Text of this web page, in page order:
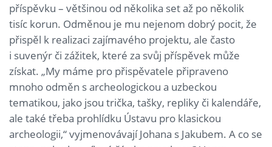
příspěvku – většinou od několika set až po několik
tisíc korun. Odměnou je mu nejenom dobrý pocit, že
přispěl k realizaci zajímavého projektu, ale často
i suvenýr či zážitek, které za svůj příspěvek může
získat. „My máme pro přispěvatele připraveno
mnoho odměn s archeologickou a uzbeckou
tematikou, jako jsou trička, tašky, repliky či kalendáře,
ale také třeba prohlídku Ústavu pro klasickou
archeologii,“ vyjmenovávají Johana s Jakubem. A co se